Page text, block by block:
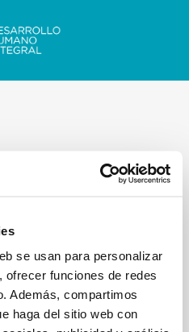
se usan para personalizar
funciones de redes
Además, compartimos
haga del sitio web con